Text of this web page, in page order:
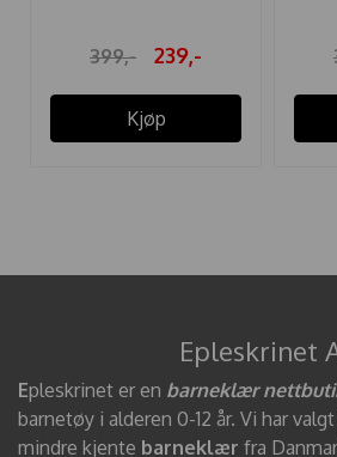
399,- 239,-
Kjøp
Epleskrinet
Epleskrinet er en barneklær
barnetøy i alderen 0-12 år. Vi har
mindre kjente barneklær fra